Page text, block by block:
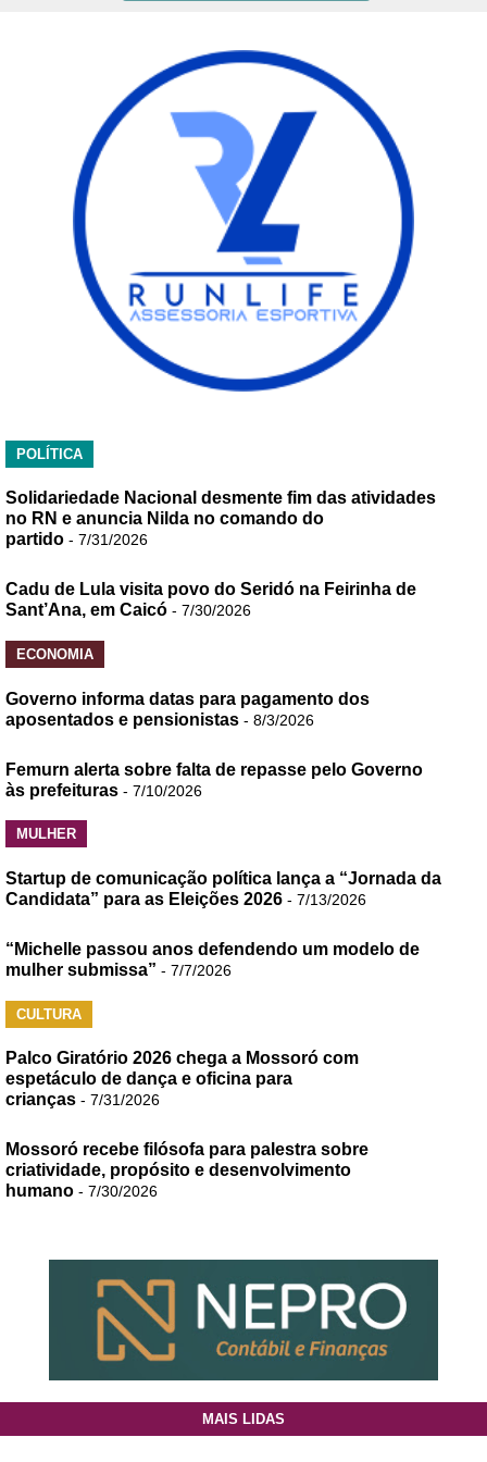
POLÍTICA
Solidariedade Nacional desmente fim das atividades
no RN e anuncia Nilda no comando do
partido - 7/31/2026
Cadu de Lula visita povo do Seridó na Feirinha de
Sant’Ana, em Caicó - 7/30/2026
ECONOMIA
Governo informa datas para pagamento dos
aposentados e pensionistas - 8/3/2026
Femurn alerta sobre falta de repasse pelo Governo
às prefeituras - 7/10/2026
MULHER
Startup de comunicação política lança a “Jornada da
Candidata” para as Eleições 2026 - 7/13/2026
“Michelle passou anos defendendo um modelo de
mulher submissa” - 7/7/2026
CULTURA
Palco Giratório 2026 chega a Mossoró com
espetáculo de dança e oficina para
crianças - 7/31/2026
Mossoró recebe filósofa para palestra sobre
criatividade, propósito e desenvolvimento
humano - 7/30/2026
MAIS LIDAS